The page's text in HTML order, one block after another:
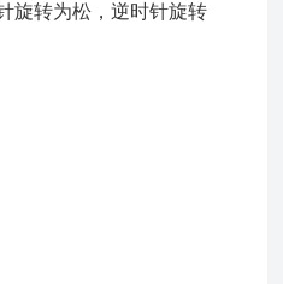
旋转为松，逆时针旋转